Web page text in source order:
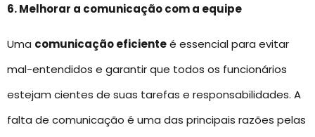
6. Melhorar a comunicação com a equipe
Uma comunicação eficienteé essencial para evitar
mal-entendidos e garantir que todos os funcionários
estejam cientes de suas tarefas e responsabilidades. A
falta de comunicação é uma das principais razões pelas